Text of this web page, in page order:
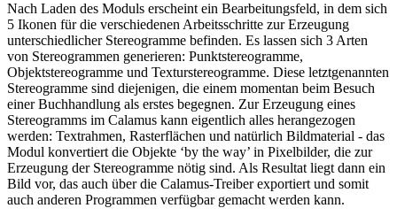
Nach Laden des Moduls erscheint ein Bearbeitungsfeld, in dem sich
5 Ikonen für die verschiedenen Arbeitsschritte zur Erzeugung
unterschiedlicher Stereogramme befinden. Es lassen sich 3 Arten
von Stereogrammen generieren: Punktstereogramme,
Objektstereogramme und Texturstereogramme. Diese letztgenannten
Stereogramme sind diejenigen, die einem momentan beim Besuch
einer Buchhandlung als erstes begegnen. Zur Erzeugung eines
Stereogramms im Calamus kann eigentlich alles herangezogen
werden: Textrahmen, Rasterflächen und natürlich Bildmaterial - das
Modul konvertiert die Objekte ‘by the way’ in Pixelbilder, die zur
Erzeugung der Stereogramme nötig sind. Als Resultat liegt dann ein
Bild vor, das auch über die Calamus-Treiber exportiert und somit
auch anderen Programmen verfügbar gemacht werden kann.